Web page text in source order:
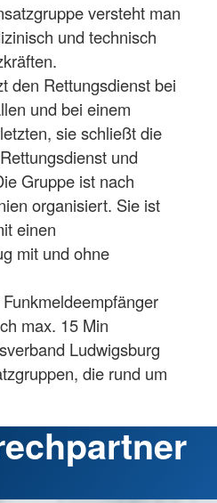
versteht man
und technisch
den Rettungsdienst bei
und bei einem
sie schließt die
und
Gruppe ist nach
organisiert. Sie ist
einen
mit und ohne
max. 15 Min
Ludwigsburg
die rund um